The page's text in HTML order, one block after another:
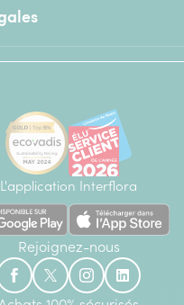
L'application Interflora
Rejoignez-nous